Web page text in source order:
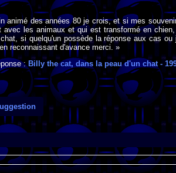
animé des années 80 je crois, et si mes
les animaux et qui est transformé en chien,
si quelqu'un possède la réponse aux cas ou
reconnaissant d'avance merci. »
: Billy the cat, dans la peau d'un chat-